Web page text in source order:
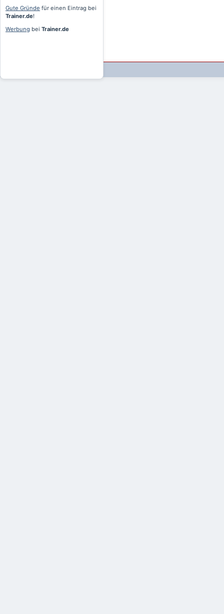
Gute Gründe für einen Eintrag bei
Trainer.de!
Werbung bei Trainer.de